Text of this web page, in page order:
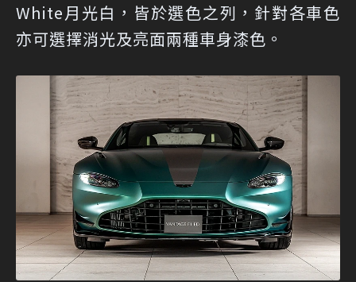
White月光白，皆於選色之列，針對各車色
亦可選擇消光及亮面兩種車身漆色。